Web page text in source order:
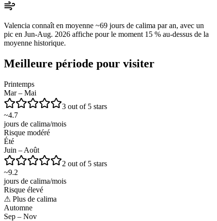
Valencia connaît en moyenne ~69 jours de calima par an, avec un
pic en Jun-Aug. 2026 affiche pour le moment 15 % au-dessus de la
moyenne historique.
Meilleure période pour visiter
Printemps
Mar – Mai
3 out of 5 stars
~4.7
jours de calima/mois
Risque modéré
Été
Juin – Août
2 out of 5 stars
~9.2
jours de calima/mois
Risque élevé
⚠ Plus de calima
Automne
Sep – Nov